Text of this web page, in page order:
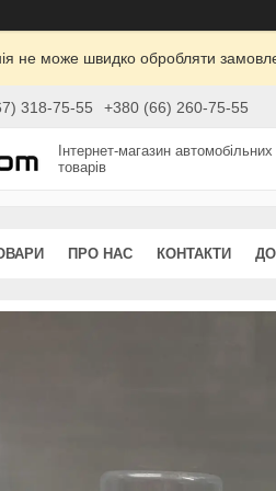
не може швидко обробляти
318-75-55 +380 (66) 260-75-55
Інтернет-магазин автомобільних
товарів
ПРО НАС КОНТАКТИ